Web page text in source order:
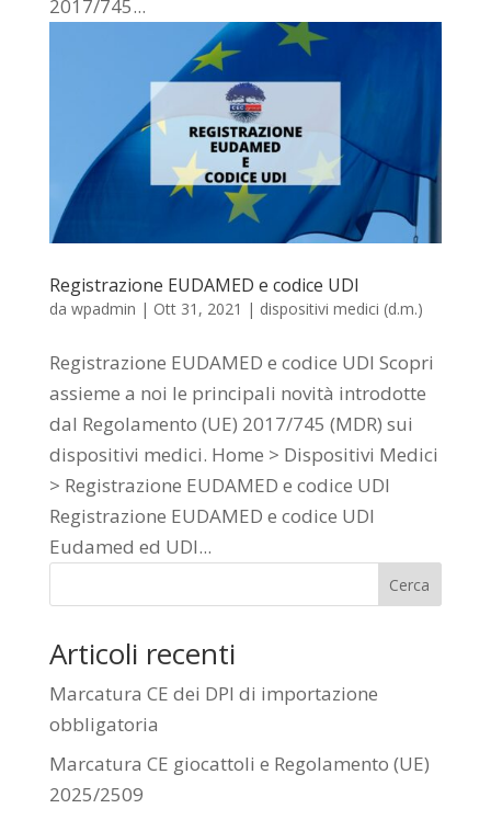
2017/745...
Registrazione EUDAMED e codice UDI
da wpadmin | Ott 31, 2021 | dispositivi medici (d.m.)
Registrazione EUDAMED e codice UDI Scopri
assieme a noi le principali novità introdotte
dal Regolamento (UE) 2017/745 (MDR) sui
dispositivi medici. Home > Dispositivi Medici
> Registrazione EUDAMED e codice UDI
Registrazione EUDAMED e codice UDI
Eudamed ed UDI...
Cerca
Articoli recenti
Marcatura CE dei DPI di importazione
obbligatoria
Marcatura CE giocattoli e Regolamento (UE)
2025/2509